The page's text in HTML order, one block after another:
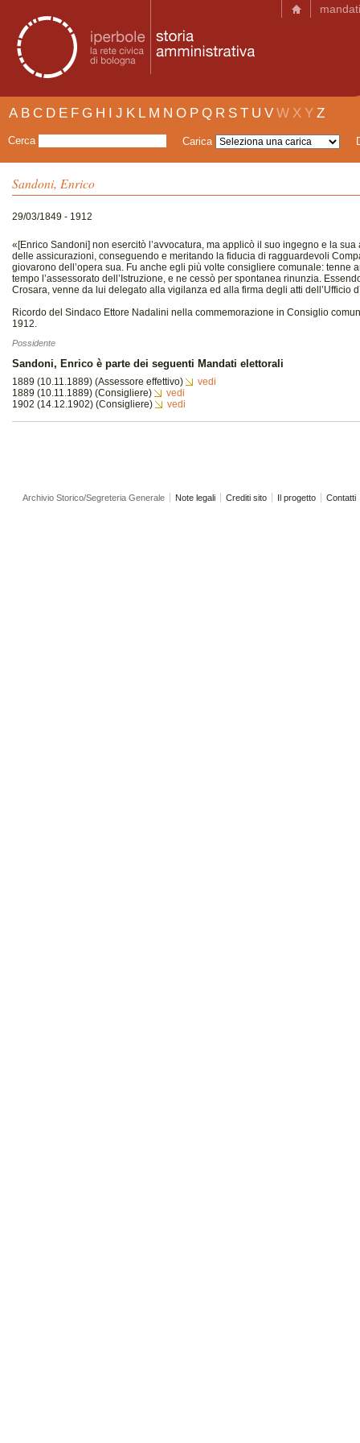
mandati
A B C D E F G H I J K L M N O P Q R S T U V W X Y Z
Cerca Carica
Sandoni, Enrico
29/03/1849 - 1912
«[Enrico Sandoni] non esercitò l’avvocatura, ma applicò il suo ingegno e la sua
delle assicurazioni, conseguendo e meritando la fiducia di ragguardevoli
giovarono dell’opera sua. Fu anche egli più volte consigliere comunale: tenne
tempo l’assessorato dell’Istruzione, e ne cessò per spontanea rinunzia.
Crosara, venne da lui delegato alla vigilanza ed alla firma degli atti dell’Ufficio
Ricordo del Sindaco Ettore Nadalini nella commemorazione in Consiglio
1912.
Possidente
Sandoni, Enrico è parte dei seguenti Mandati elettorali
1889 (10.11.1889) (Assessore effettivo)
vedi
1889 (10.11.1889) (Consigliere)
vedi
1902 (14.12.1902) (Consigliere)
vedi
Archivio Storico/Segreteria Generale Note legali Crediti sito Il progetto Contatti